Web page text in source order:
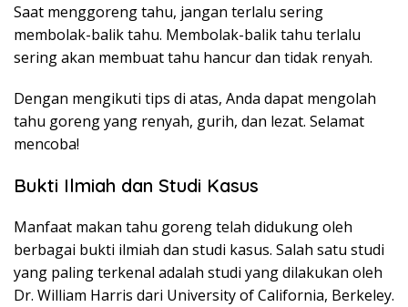
Saat menggoreng tahu, jangan terlalu sering
membolak-balik tahu. Membolak-balik tahu terlalu
sering akan membuat tahu hancur dan tidak renyah.
Dengan mengikuti tips di atas, Anda dapat mengolah
tahu goreng yang renyah, gurih, dan lezat. Selamat
mencoba!
Bukti Ilmiah dan Studi Kasus
Manfaat makan tahu goreng telah didukung oleh
berbagai bukti ilmiah dan studi kasus. Salah satu studi
yang paling terkenal adalah studi yang dilakukan oleh
Dr. William Harris dari University of California, Berkeley.